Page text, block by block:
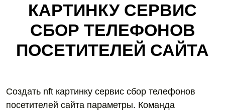
КАРТИНКУ СЕРВИС
СБОР ТЕЛЕФОНОВ
ПОСЕТИТЕЛЕЙ САЙТА
Создать nft картинку сервис сбор телефонов
посетителей сайта параметры. Команда